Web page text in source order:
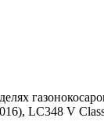
LC348 V